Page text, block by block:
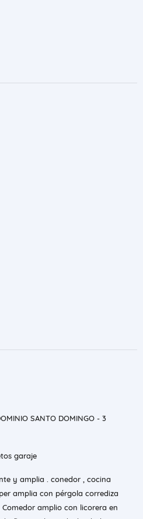
SANTO DOMINGO - 3
garaje
y amplia . conedor , cocina
amplia con pérgola corrediza
amplio con licorera en